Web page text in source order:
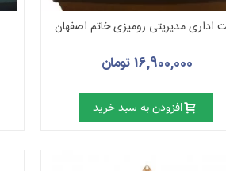
اداری مدیریتی رومیزی خاتم اصفهان
16,900,000 تومان
افزودن به سبد خرید